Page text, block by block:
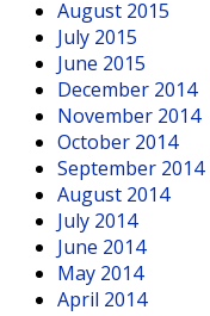
August 2015
July 2015
June 2015
December 2014
November 2014
October 2014
September 2014
August 2014
July 2014
June 2014
May 2014
April 2014